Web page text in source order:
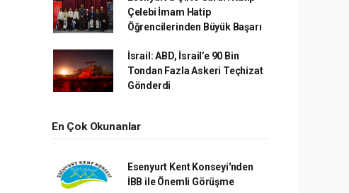
Çelebi İmam Hatip
Öğrencilerinden Büyük Başarı
İsrail: ABD, İsrail’e 90 Bin
Tondan Fazla Askeri Teçhizat
Gönderdi
En Çok Okunanlar
Esenyurt Kent Konseyi'nden
İBB ile Önemli Görüşme